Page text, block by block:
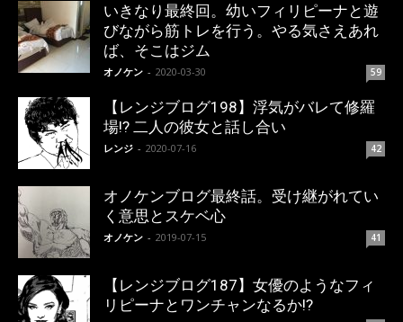
いきなり最終回。幼いフィリピーナと遊
びながら筋トレを行う。やる気さえあれ
ば、そこはジム
オノケン - 2020-03-30 59
【レンジブログ198】浮気がバレて修羅
場!? 二人の彼女と話し合い
レンジ - 2020-07-16 42
オノケンブログ最終話。受け継がれてい
く意思とスケベ心
オノケン - 2019-07-15 41
【レンジブログ187】女優のようなフィ
リピーナとワンチャンなるか!?